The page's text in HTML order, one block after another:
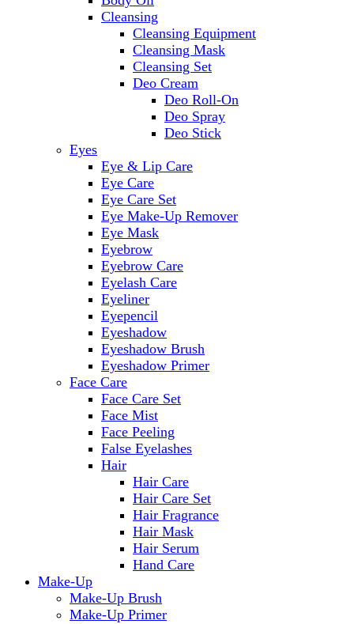
Cleansing
Cleansing Equipment
Cleansing Mask
Cleansing Set
Deo Cream
Deo Roll-On
Deo Spray
Deo Stick
Eyes
Eye & Lip Care
Eye Care
Eye Care Set
Eye Make-Up Remover
Eye Mask
Eyebrow
Eyebrow Care
Eyelash Care
Eyeliner
Eyepencil
Eyeshadow
Eyeshadow Brush
Eyeshadow Primer
Face Care
Face Care Set
Face Mist
Face Peeling
False Eyelashes
Hair
Hair Care
Hair Care Set
Hair Fragrance
Hair Mask
Hair Serum
Hand Care
Make-Up
Make-Up Brush
Make-Up Primer